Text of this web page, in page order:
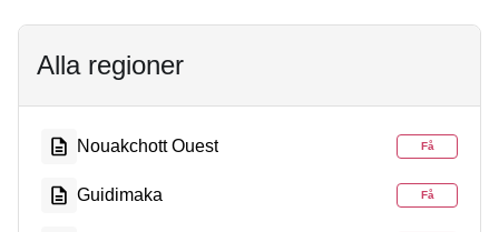
Alla regioner
Nouakchott Ouest Få
Guidimaka Få